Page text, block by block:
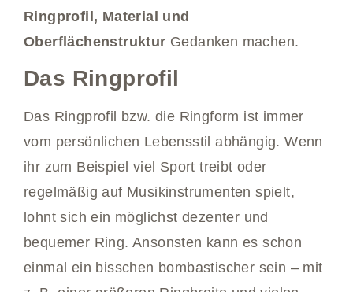
Ringprofil, Material und
Oberflächenstruktur Gedanken machen.
Das Ringprofil
Das Ringprofil bzw. die Ringform ist immer
vom persönlichen Lebensstil abhängig. Wenn
ihr zum Beispiel viel Sport treibt oder
regelmäßig auf Musikinstrumenten spielt,
lohnt sich ein möglichst dezenter und
bequemer Ring. Ansonsten kann es schon
einmal ein bisschen bombastischer sein – mit